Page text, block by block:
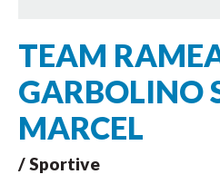
TEAM
GARBOLINO
MARCEL
/ Sportive